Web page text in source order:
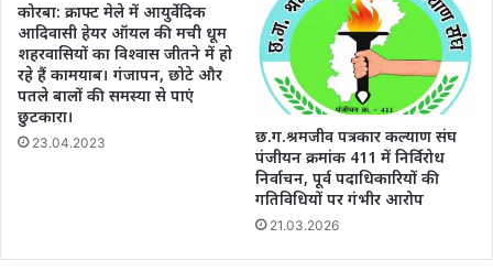
कोरबा: क्राफ्ट मेले में आयुर्वेदिक
आदिवासी हेयर ऑयल की मची धूम
शहरवासियों का विश्वास जीतने में हो
रहे हैं कामयाब। गंजापन, छोटे और
पतले बालों की समस्या से पाएं
छुटकारा।
23.04.2023
छ.ग.श्रमजीव पत्रकार कल्याण संघ
पंजीयन क्रमांक 411 में निर्विरोध
निर्वाचन, पूर्व पदाधिकारियों की
गतिविधियों पर गंभीर आरोप
21.03.2026